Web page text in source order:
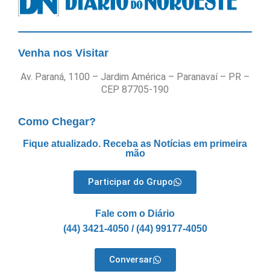
Venha nos Visitar
Av. Paraná, 1100 – Jardim América – Paranavaí – PR –
CEP 87705-190
Como Chegar?
Fique atualizado. Receba as Notícias em primeira
mão
Participar do Grupo
Fale com o Diário
(44) 3421-4050 / (44) 99177-4050
Conversar